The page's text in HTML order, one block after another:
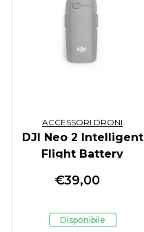
ACCESSORI DRONI
DJI Neo 2 Intelligent
Flight Battery
€39,00
Disponibile